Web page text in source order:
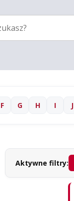
F G H I J
Aktywne filtry: